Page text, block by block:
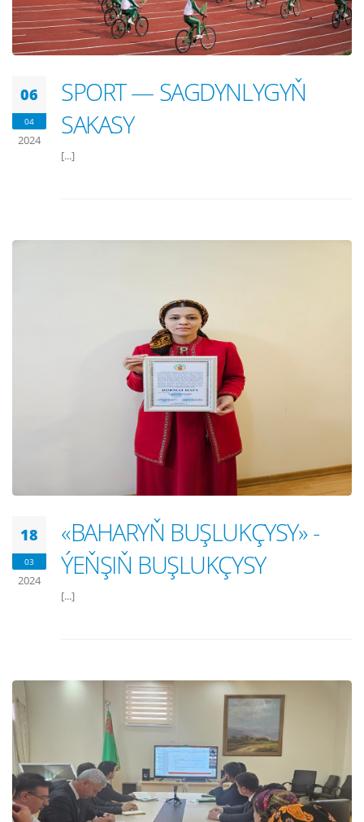
06
04
2024
SPORT — SAGDYNLYGYŇ
SAKASY
[...]
18
03
2024
«BAHARYŇ BUŞLUKÇYSY» -
ÝEŇŞIŇ BUŞLUKÇYSY
[...]